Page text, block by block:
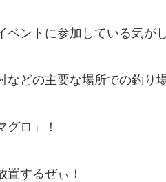
ベントに参加している気が
などの主要な場所での釣り
グロ」！
置するぜぃ！